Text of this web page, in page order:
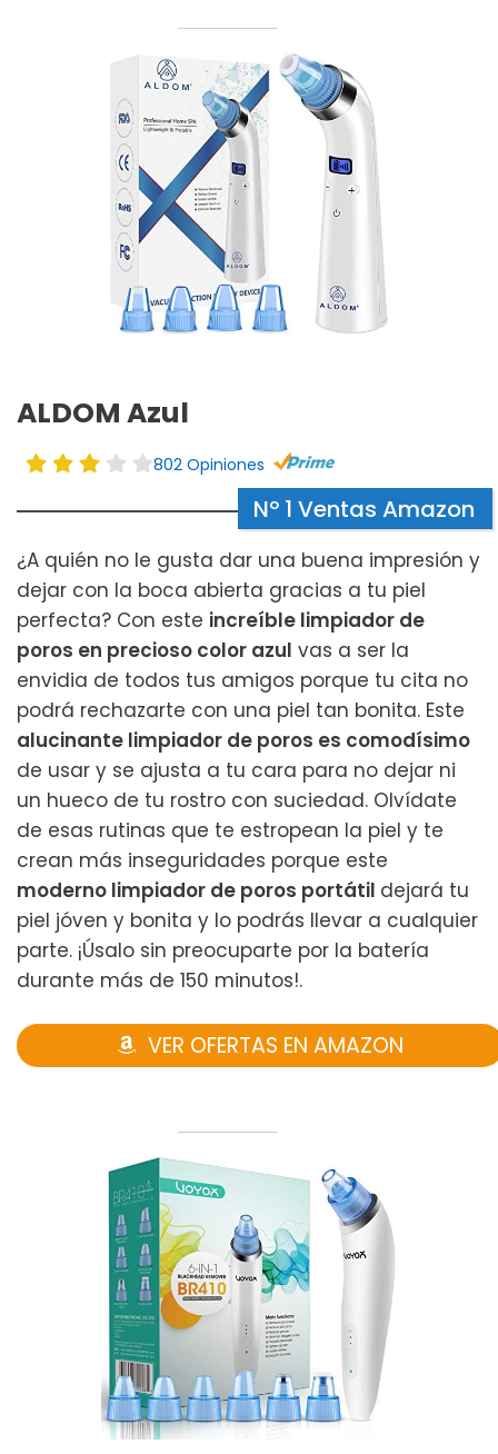
ALDOM Azul
802 Opiniones
Nº 1 Ventas Amazon
¿A quién no le gusta dar una buena impresión y
dejar con la boca abierta gracias a tu piel
perfecta? Con este increíble limpiador de
poros en precioso color azul vas a ser la
envidia de todos tus amigos porque tu cita no
podrá rechazarte con una piel tan bonita. Este
alucinante limpiador de poros es comodísimo
de usar y se ajusta a tu cara para no dejar ni
un hueco de tu rostro con suciedad. Olvídate
de esas rutinas que te estropean la piel y te
crean más inseguridades porque este
moderno limpiador de poros portátil dejará tu
piel jóven y bonita y lo podrás llevar a cualquier
parte. ¡Úsalo sin preocuparte por la batería
durante más de 150 minutos!.
VER OFERTAS EN AMAZON